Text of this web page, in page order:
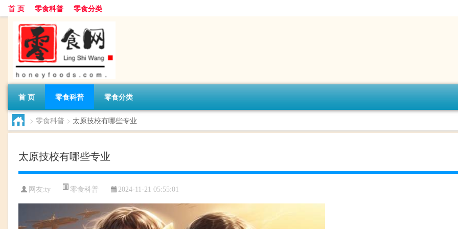
首 页 零食科普 零食分类
首 页 零食科普 零食分类
> 零食科普 > 太原技校有哪些专业
太原技校有哪些专业
网友:ty 零食科普 2024-11-21 05:55:01